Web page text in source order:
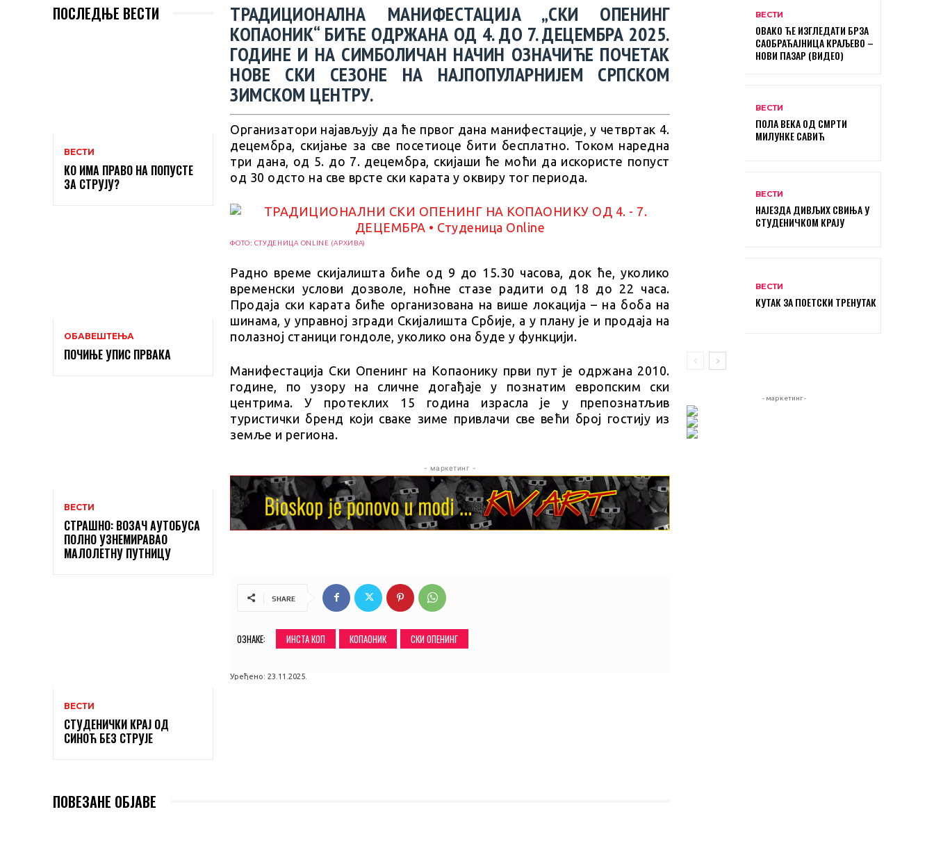
ПОСЛЕДЊЕ ВЕСТИ
ВЕСТИ
КО ИМА ПРАВО НА ПОПУСТЕ
ЗА СТРУЈУ?
ОБАВЕШТЕЊА
ПОЧИЊЕ УПИС ПРВАКА
ВЕСТИ
СТРАШНО: ВОЗАЧ АУТОБУСА
ПОЛНО УЗНЕМИРАВАО
МАЛОЛЕТНУ ПУТНИЦУ
ВЕСТИ
СТУДЕНИЧКИ КРАЈ ОД
СИНОЋ БЕЗ СТРУЈЕ
ТРАДИЦИОНАЛНА МАНИФЕСТАЦИЈА „СКИ ОПЕНИНГ
КОПАОНИК“ БИЋЕ ОДРЖАНА ОД 4. ДО 7. ДЕЦЕМБРА 2025.
ГОДИНЕ И НА СИМБОЛИЧАН НАЧИН ОЗНАЧИЋЕ ПОЧЕТАК
НОВЕ СКИ СЕЗОНЕ НА НАЈПОПУЛАРНИЈЕМ СРПСКОМ
ЗИМСКОМ ЦЕНТРУ.
Организатори најављују да ће првог дана манифестације, у четвртак 4.
децембра, скијање за све посетиоце бити бесплатно. Током наредна
три дана, од 5. до 7. децембра, скијаши ће моћи да искористе попуст
од 30 одсто на све врсте ски карата у оквиру тог периода.
ФОТО: СТУДЕНИЦА ONLINE (АРХИВА)
Радно време скијалишта биће од 9 до 15.30 часова, док ће, уколико
временски услови дозволе, ноћне стазе радити од 18 до 22 часа.
Продаја ски карата биће организована на више локација – на боба на
шинама, у управној згради Скијалишта Србије, а у плану је и продаја на
полазној станици гондоле, уколико она буде у функцији.
Манифестација Ски Опенинг на Копаонику први пут је одржана 2010.
године, по узору на сличне догађаје у познатим европским ски
центрима. У протеклих 15 година израсла је у препознатљив
туристички бренд који сваке зиме привлачи све већи број гостију из
земље и региона.
- маркетинг -
SHARE
ОЗНАКЕ: ИНСТА КОП КОПАОНИК СКИ ОПЕНИНГ
Уређено: 23.11.2025.
ПОВЕЗАНЕ ОБЈАВЕ
ВЕСТИ
ОВАКО ЋЕ ИЗГЛЕДАТИ БРЗА
САОБРАЋАЈНИЦА КРАЉЕВО –
НОВИ ПАЗАР (ВИДЕО)
ВЕСТИ
ПОЛА ВЕКА ОД СМРТИ
МИЛУНКЕ САВИЋ
ВЕСТИ
НАЈЕЗДА ДИВЉИХ СВИЊА У
СТУДЕНИЧКОМ КРАЈУ
ВЕСТИ
КУТАК ЗА ПОЕТСКИ ТРЕНУТАК
- маркетинг -